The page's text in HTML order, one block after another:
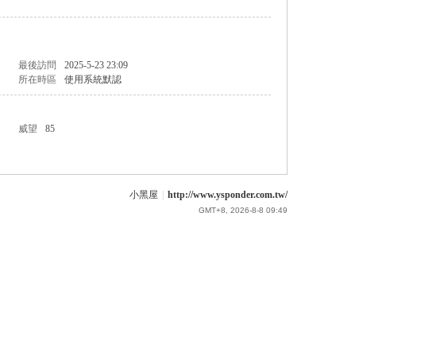
最後訪問
2025-5-23 23:09
所在時區 使用系統默認
威望
85
小黑屋 http://www.ysponder.com.tw/
GMT+8, 2026-8-8 09:49